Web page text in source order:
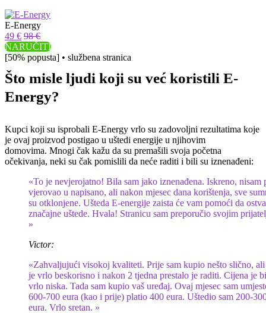
E-Energy
49 € 98 €
NARUČITI
[50% popusta] • službena stranica
Što misle ljudi koji su već koristili E-
Energy?
Kupci koji su isprobali E-Energy vrlo su zadovoljni rezultatima koje
je ovaj proizvod postigao u uštedi energije u njihovim
domovima. Mnogi čak kažu da su premašili svoja početna
očekivanja, neki su čak pomislili da neće raditi i bili su iznenađeni:
«To je nevjerojatno! Bila sam jako iznenađena. Iskreno, nisam
vjerovao u napisano, ali nakon mjesec dana korištenja, sve
su otklonjene. Ušteda E-energije zaista će vam pomoći da
značajne uštede. Hvala! Stranicu sam preporučio svojim
»
Victor:
«Zahvaljujući visokoj kvaliteti. Prije sam kupio nešto slično,
je vrlo beskorisno i nakon 2 tjedna prestalo je raditi. Cijena je
vrlo niska. Tada sam kupio vaš uređaj. Ovaj mjesec sam
600-700 eura (kao i prije) platio 400 eura. Uštedio sam 200-
eura. Vrlo sretan. »